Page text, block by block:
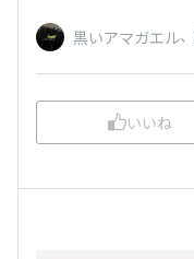
黒いアマガエル、
いいね